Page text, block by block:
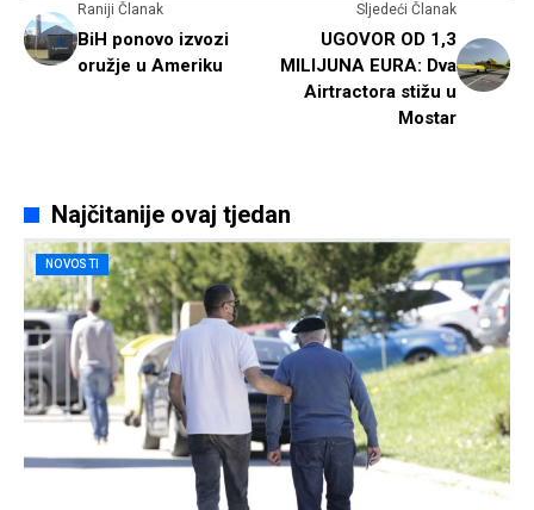
Raniji Članak
BiH ponovo izvozi
oružje u Ameriku
Sljedeći Članak
UGOVOR OD 1,3
MILIJUNA EURA: Dva
Airtractora stižu u
Mostar
Najčitanije ovaj tjedan
NOVOSTI